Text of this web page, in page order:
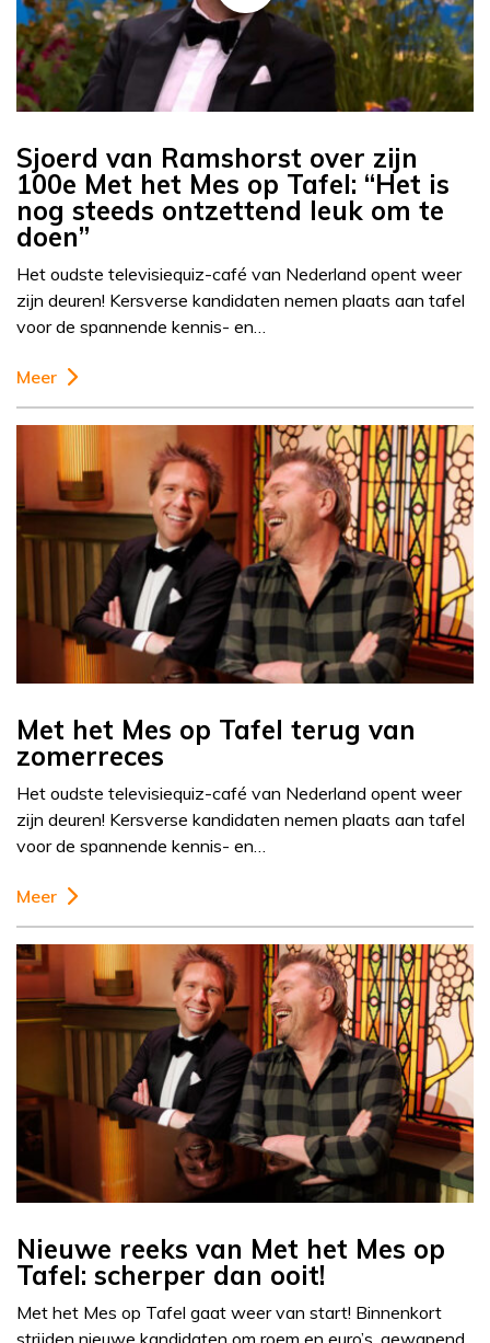
Sjoerd van Ramshorst over zijn
100e Met het Mes op Tafel: “Het is
nog steeds ontzettend leuk om te
doen”
Het oudste televisiequiz-café van Nederland opent weer
zijn deuren! Kersverse kandidaten nemen plaats aan tafel
voor de spannende kennis- en…
Meer
Met het Mes op Tafel terug van
zomerreces
Het oudste televisiequiz-café van Nederland opent weer
zijn deuren! Kersverse kandidaten nemen plaats aan tafel
voor de spannende kennis- en…
Meer
Nieuwe reeks van Met het Mes op
Tafel: scherper dan ooit!
Met het Mes op Tafel gaat weer van start! Binnenkort